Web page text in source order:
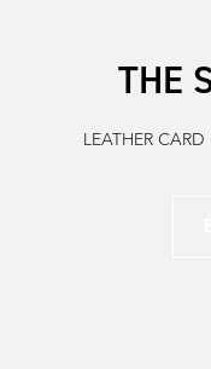
THE
LEATHER